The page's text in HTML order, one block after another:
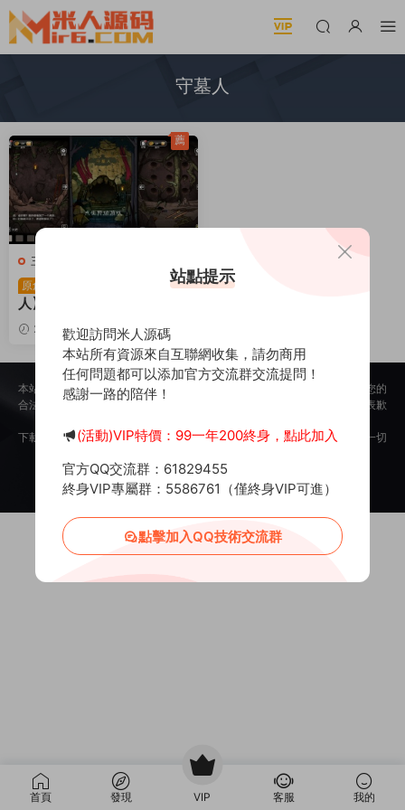
守墓人
三網H5小遊戲
原創
三網H5小遊戲【守墓
人】Win一鍵服務端+Linux
手工服務端+視頻架設教程
2026-06-09 358 30
薦
本站所提供的内容均來自公開網絡收集、轉發、二次開發而來，若侵犯了您的
合法權益，請來信通知我們，我們會及時删除，給您帶來的不便，我們深表歉
下載用戶僅供學習交流，若使用商業用途，請購買正版授權，否則産生的一切
Copyright © 2012-2025 MiR6.COMAll Rights Reserved
投訴郵箱： Mail@Mir6.com 蜀ICP備2022016462号-2
首頁 發現 VIP 客服 我的
站點提示
歡迎訪問米人源碼
本站所有資源來自互聯網收集，請勿商用
任何問題都可以添加官方交流群交流提問！
感謝一路的陪伴！
(活動)VIP特價：99一年200終身，點此加入
官方QQ交流群：61829455
終身VIP專屬群：5586761（僅終身VIP可進）
點擊加入QQ技術交流群